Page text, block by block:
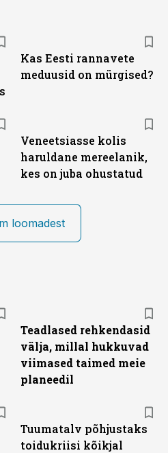
Kas Eesti rannavete
meduusid on mürgised?
Veneetsiasse kolis
haruldane mereelanik,
kes on juba ohustatud
loomadest
Teadlased rehkendasid
välja, millal hukkuvad
viimased taimed meie
planeedil
Tuumatalv põhjustaks
toidukriisi kõikjal